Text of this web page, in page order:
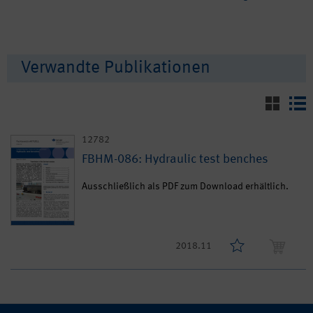
Verwandte Publikationen
12782
FBHM-086: Hydraulic test benches
Ausschließlich als PDF zum Download erhältlich.
2018.11